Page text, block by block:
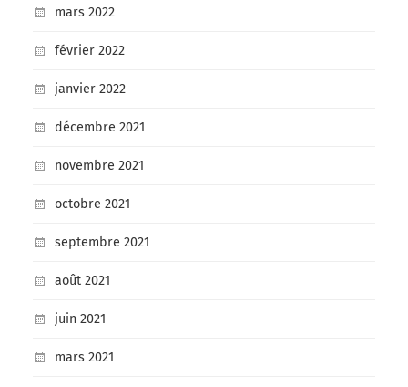
mars 2022
février 2022
janvier 2022
décembre 2021
novembre 2021
octobre 2021
septembre 2021
août 2021
juin 2021
mars 2021